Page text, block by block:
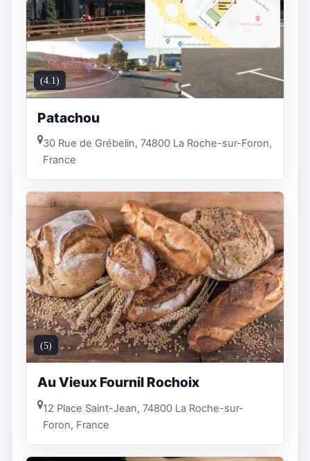
(4.1)
Patachou
30 Rue de Grébelin, 74800 La Roche-sur-Foron,
France
(5)
Au Vieux Fournil Rochoix
12 Place Saint-Jean, 74800 La Roche-sur-
Foron, France